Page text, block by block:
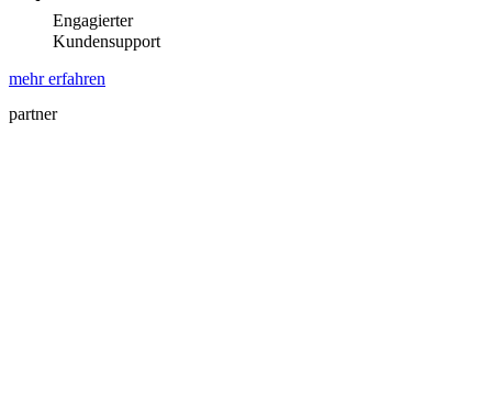
Engagierter
Kundensupport
mehr erfahren
partner